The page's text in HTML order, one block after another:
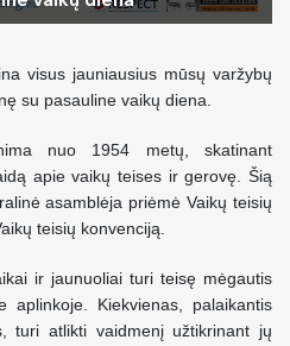
visus jauniausius mūsų varžybų
su pasauline vaikų diena.
nuo 1954 metų, skatinant
apie vaikų teises ir gerovę. Šią
asamblėja priėmė Vaikų teisių
teisių konvenciją.
ir jaunuoliai turi teisę mėgautis
aplinkoje. Kiekvienas, palaikantis
turi atlikti vaidmenį užtikrinant jų